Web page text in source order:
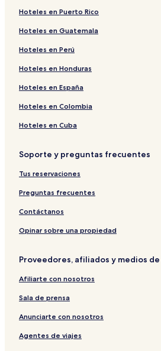
Hoteles en Puerto Rico
Hoteles en Guatemala
Hoteles en Perú
Hoteles en Honduras
Hoteles en España
Hoteles en Colombia
Hoteles en Cuba
Soporte y preguntas frecuentes
Tus reservaciones
Preguntas frecuentes
Contáctanos
Opinar sobre una propiedad
Proveedores, afiliados y medios
Afiliarte con nosotros
Sala de prensa
Anunciarte con nosotros
Agentes de viajes